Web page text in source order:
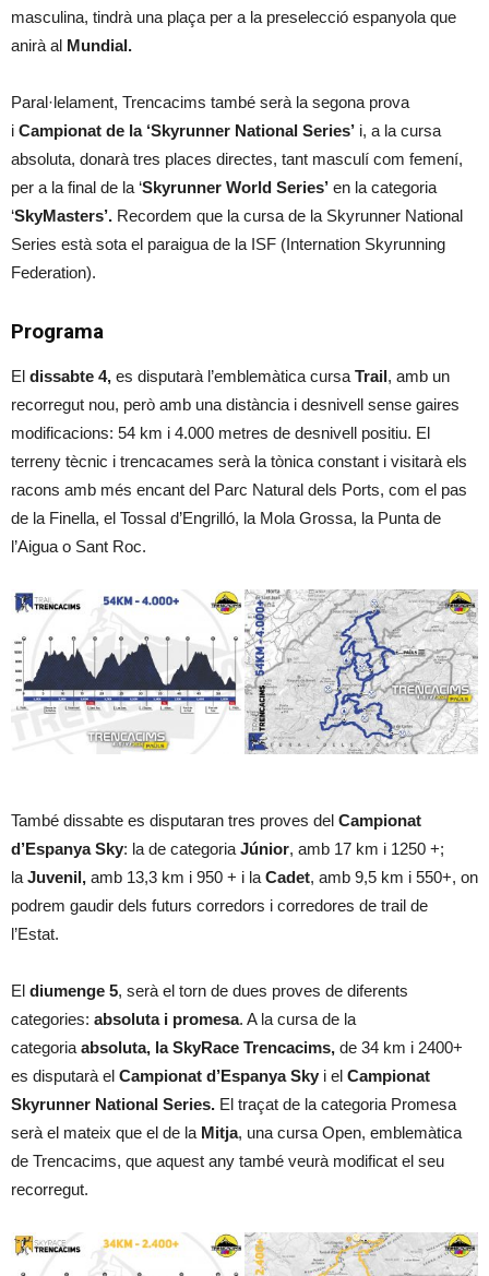
masculina, tindrà una plaça per a la preselecció espanyola que
anirà al Mundial.
Paral·lelament, Trencacims també serà la segona prova
i Campionat de la ‘Skyrunner National Series’ i, a la cursa
absoluta, donarà tres places directes, tant masculí com femení,
per a la final de la ‘Skyrunner World Series’ en la categoria
‘SkyMasters’. Recordem que la cursa de la Skyrunner National
Series està sota el paraigua de la ISF (Internation Skyrunning
Federation).
Programa
El dissabte 4, es disputarà l’emblemàtica cursa Trail, amb un
recorregut nou, però amb una distància i desnivell sense gaires
modificacions: 54 km i 4.000 metres de desnivell positiu. El
terreny tècnic i trencacames serà la tònica constant i visitarà els
racons amb més encant del Parc Natural dels Ports, com el pas
de la Finella, el Tossal d’Engrilló, la Mola Grossa, la Punta de
l’Aigua o Sant Roc.
També dissabte es disputaran tres proves del Campionat
d’Espanya Sky: la de categoria Júnior, amb 17 km i 1250 +;
la Juvenil, amb 13,3 km i 950 + i la Cadet, amb 9,5 km i 550+, on
podrem gaudir dels futurs corredors i corredores de trail de
l’Estat.
El diumenge 5, serà el torn de dues proves de diferents
categories: absoluta i promesa. A la cursa de la
categoria absoluta, la SkyRace Trencacims, de 34 km i 2400+
es disputarà el Campionat d’Espanya Sky i el Campionat
Skyrunner National Series. El traçat de la categoria Promesa
serà el mateix que el de la Mitja, una cursa Open, emblemàtica
de Trencacims, que aquest any també veurà modificat el seu
recorregut.